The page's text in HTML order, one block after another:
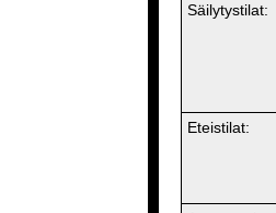
Säilytystilat:
Eteistilat: